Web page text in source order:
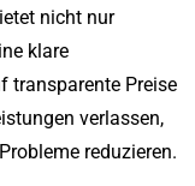
nicht nur
klare
transparente Preise
verlassen,
reduzieren.